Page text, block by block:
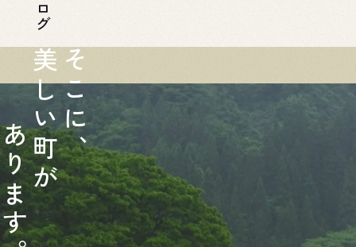
そ
こ
に
、
美
し
い
町
が